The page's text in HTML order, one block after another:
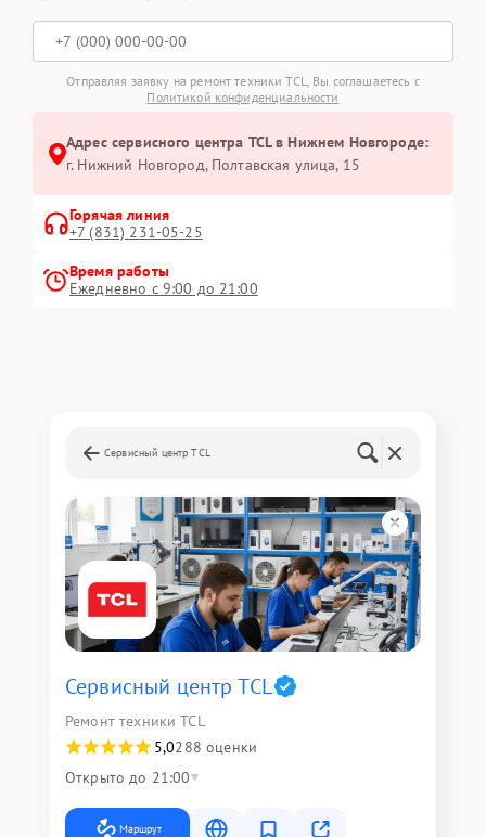
Отправляя заявку на ремонт техники TCL, Вы соглашаетесь с
Политикой конфиденциальности
Адрес сервисного центра TCL в Нижнем Новгороде:
г. Нижний Новгород, Полтавская улица, 15
Горячая линия
+7 (831) 231-05-25
Время работы
Ежедневно с 9:00 до 21:00
Сервисный центр TCL
Сервисный центр TCL
Ремонт техники TCL
5,0288 оценки
Открыто до 21:00
Маршрут